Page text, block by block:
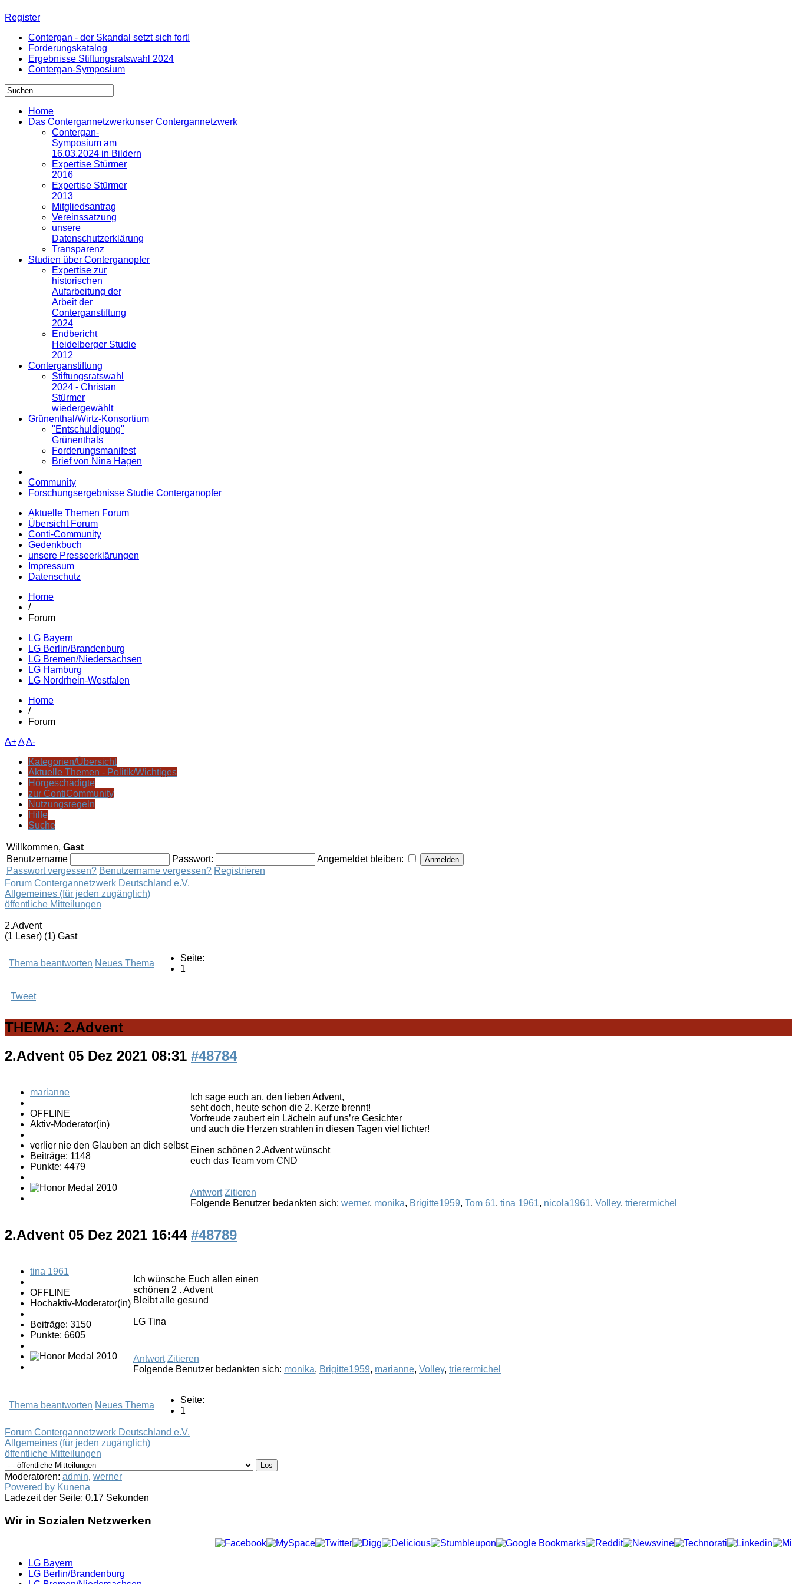
Register
Contergan - der Skandal setzt sich fort!
Forderungskatalog
Ergebnisse Stiftungsratswahl 2024
Contergan-Symposium
Home
Das Contergannetzwerkunser Contergannetzwerk
Contergan-
Symposium am
16.03.2024 in Bildern
Expertise Stürmer
2016
Expertise Stürmer
2013
Mitgliedsantrag
Vereinssatzung
unsere
Datenschutzerklärung
Transparenz
Studien über Conterganopfer
Expertise zur
historischen
Aufarbeitung der
Arbeit der
Conterganstiftung
2024
Endbericht
Heidelberger Studie
2012
Conterganstiftung
Stiftungsratswahl
2024 - Christan
Stürmer
wiedergewählt
Grünenthal/Wirtz-Konsortium
"Entschuldigung"
Grünenthals
Forderungsmanifest
Brief von Nina Hagen
Community
Forschungsergebnisse Studie Conterganopfer
Aktuelle Themen Forum
Übersicht Forum
Conti-Community
Gedenkbuch
unsere Presseerklärungen
Impressum
Datenschutz
Home
/
Forum
LG Bayern
LG Berlin/Brandenburg
LG Bremen/Niedersachsen
LG Hamburg
LG Nordrhein-Westfalen
Home
/
Forum
A+AA-
Kategorien/Übersicht
Aktuelle Themen - Politik/Wichtiges
Hörgeschädigte
zur ContiCommunity
Nutzungsregeln
Hilfe
Suche
Willkommen, Gast
Benutzername
Passwort:
Angemeldet bleiben:
Passwort vergessen? Benutzername vergessen? Registrieren
Forum Contergannetzwerk Deutschland e.V.
Allgemeines (für jeden zugänglich)
öffentliche Mitteilungen
2.Advent
(1 Leser) (1) Gast
Thema beantworten Neues Thema
Seite:
1
Tweet
THEMA: 2.Advent
2.Advent 05 Dez 2021 08:31 #48784
marianne
OFFLINE
Aktiv-Moderator(in)
verlier nie den Glauben an dich selbst
Beiträge: 1148
Punkte: 4479
Ich sage euch an, den lieben Advent,
seht doch, heute schon die 2. Kerze brennt!
Vorfreude zaubert ein Lächeln auf uns’re Gesichter
und auch die Herzen strahlen in diesen Tagen viel lichter!
Einen schönen 2.Advent wünscht
euch das Team vom CND
Antwort Zitieren
Folgende Benutzer bedankten sich: werner, monika, Brigitte1959, Tom 61, tina 1961, nicola1961, Volley, trierermichel
2.Advent 05 Dez 2021 16:44 #48789
tina 1961
OFFLINE
Hochaktiv-Moderator(in)
Beiträge: 3150
Punkte: 6605
Ich wünsche Euch allen einen
schönen 2 . Advent
Bleibt alle gesund
LG Tina
Antwort Zitieren
Folgende Benutzer bedankten sich: monika, Brigitte1959, marianne, Volley, trierermichel
Thema beantworten Neues Thema
Seite:
1
Forum Contergannetzwerk Deutschland e.V.
Allgemeines (für jeden zugänglich)
öffentliche Mitteilungen
Moderatoren: admin, werner
Powered by Kunena
Ladezeit der Seite: 0.17 Sekunden
Wir in Sozialen Netzwerken
LG Bayern
LG Berlin/Brandenburg